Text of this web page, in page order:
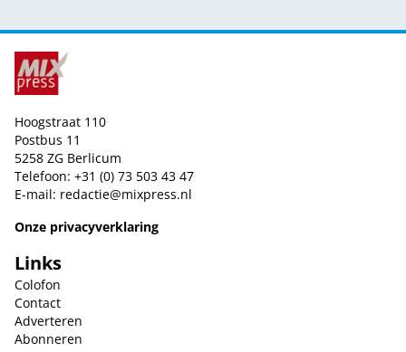
Hoogstraat 110
Postbus 11
5258 ZG Berlicum
Telefoon: +31 (0) 73 503 43 47
E-mail: redactie@mixpress.nl
Onze privacyverklaring
Links
Colofon
Contact
Adverteren
Abonneren